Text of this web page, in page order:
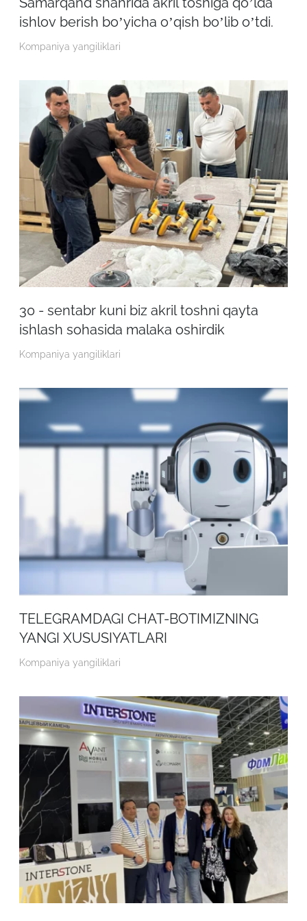
ishlov berish boʼyicha oʼqish boʼlib oʼtdi.
Kompaniya yangiliklari
30 - sentabr kuni biz akril toshni qayta
ishlash sohasida malaka oshirdik
Kompaniya yangiliklari
TELEGRAMDAGI CHAT-BOTIMIZNING
YANGI XUSUSIYATLARI
Kompaniya yangiliklari